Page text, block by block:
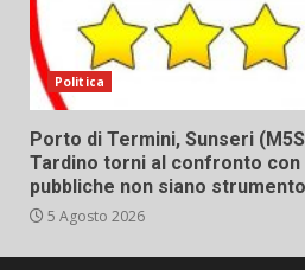
Politica
Porto di Termini, Sunseri
Tardino torni al confronto con
pubbliche non siano
5 Agosto 2026